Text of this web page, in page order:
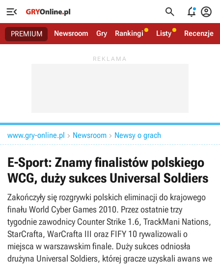
   
PREMIUM Newsroom Gry Rankingi Listy Recenzje
www.gry-online.pl  Newsroom  Newsy o grach
E-Sport: Znamy finalistów polskiego
WCG, duży sukces Universal Soldiers
Zakończyły się rozgrywki polskich eliminacji do krajowego
finału World Cyber Games 2010. Przez ostatnie trzy
tygodnie zawodnicy Counter Strike 1.6, TrackMani Nations,
StarCrafta, WarCrafta III oraz FIFY 10 rywalizowali o
miejsca w warszawskim finale. Duży sukces odniosła
drużyna Universal Soldiers, której gracze uzyskali awans we